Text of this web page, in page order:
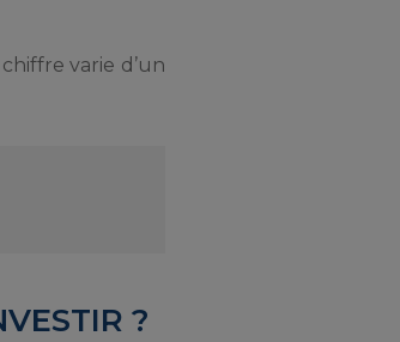
varie d’un
?